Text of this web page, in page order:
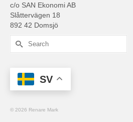
c/o SAN Ekonomi AB
Slåttervägen 18
892 42 Domsjö
Search
for:
SV
© 2026 Renare Mark